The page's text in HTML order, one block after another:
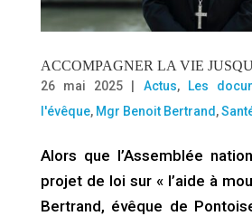
ACCOMPAGNER LA VIE
26 mai 2025 | Actus, Les
l'évêque, Mgr Benoit Bertrand,
Alors que l’Assemblée
projet de loi sur « l’aide à
Bertrand, évêque de